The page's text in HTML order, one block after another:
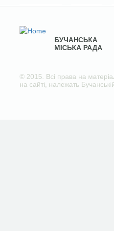
БУЧАНСЬКА
МІСЬКА РАДА
© 2015. Всі права на
на сайті, належать